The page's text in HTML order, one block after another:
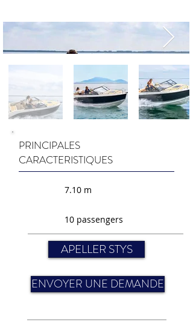
PRINCIPALES
CARACTERISTIQUES
7.10 m
10 passengers
APELLER STYS
ENVOYER UNE DEMANDE